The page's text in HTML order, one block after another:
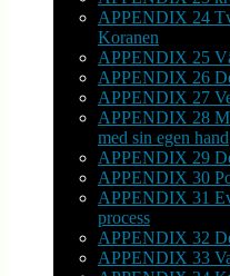
APPENDIX 24
Koranen
APPENDIX 25
APPENDIX 26
APPENDIX 27
APPENDIX 28
med sin egen hand
APPENDIX 29
APPENDIX 30
APPENDIX 31
process
APPENDIX 32
APPENDIX 33